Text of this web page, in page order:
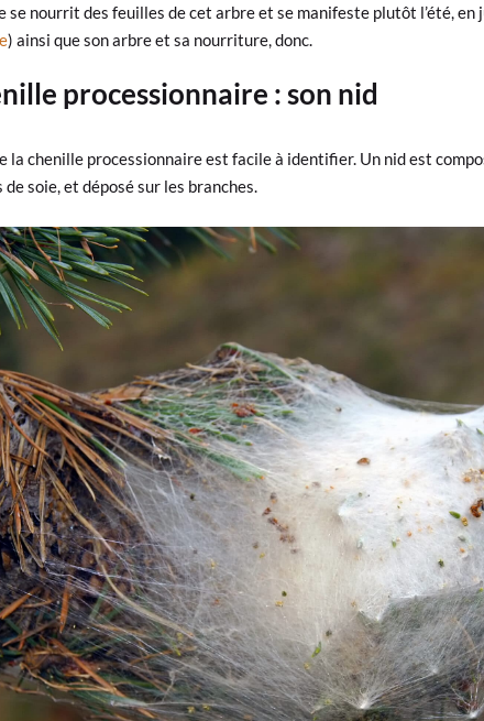
se nourrit des feuilles de cet arbre et se manifeste plutôt l’été, en
) ainsi que son arbre et sa nourriture, donc.
processionnaire : son nid
la chenille processionnaire est facile à identifier. Un nid est
soie, et déposé sur les branches.